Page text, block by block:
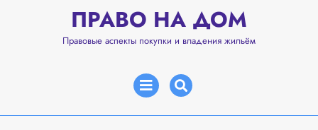
содержимому
ПРАВО НА ДОМ
Правовые аспекты покупки и владения жильём
Открыть
меню